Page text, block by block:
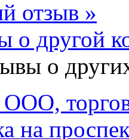
отзыв »
о другой
о
на